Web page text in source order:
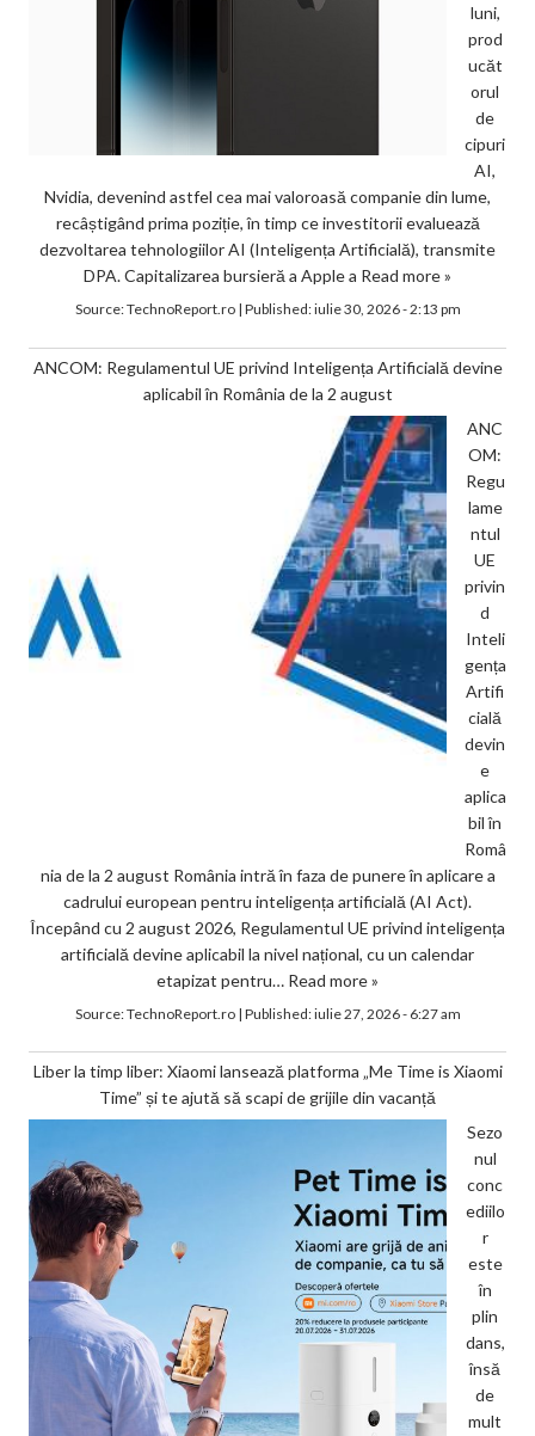
luni,
prod
ucăt
orul
de
cipuri
AI,
Nvidia, devenind astfel cea mai valoroasă companie din lume,
recâștigând prima poziție, în timp ce investitorii evaluează
dezvoltarea tehnologiilor AI (Inteligența Artificială), transmite
DPA. Capitalizarea bursieră a Apple a Read more »
Source:TechnoReport.ro| Published:iulie 30, 2026 - 2:13 pm
ANCOM: Regulamentul UE privind Inteligența Artificială devine
aplicabil în România de la 2 august
ANC
OM:
Regu
lame
ntul
UE
privin
d
Inteli
gența
Artifi
cială
devin
e
aplica
bil în
Româ
nia de la 2 august România intră în faza de punere în aplicare a
cadrului european pentru inteligența artificială (AI Act).
Începând cu 2 august 2026, Regulamentul UE privind inteligența
artificială devine aplicabil la nivel național, cu un calendar
etapizat pentru… Read more »
Source:TechnoReport.ro| Published:iulie 27, 2026 - 6:27 am
Liber la timp liber: Xiaomi lansează platforma „Me Time is Xiaomi
Time” și te ajută să scapi de grijile din vacanță
Sezo
nul
conc
ediilo
r
este
în
plin
dans,
însă
de
mult